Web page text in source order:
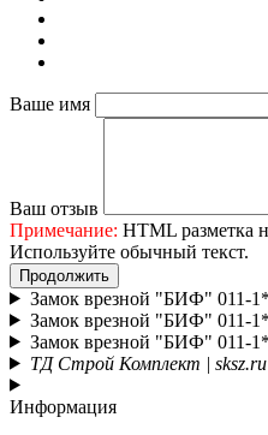
Ваше имя
Ваш отзыв
Примечание: HTML разметка
Используйте обычный текст.
Продолжить
Замок врезной "БИФ" 011-
Замок врезной "БИФ" 011-
Замок врезной "БИФ" 011-
ТД Строй Комплект | sksz.ru
Информация